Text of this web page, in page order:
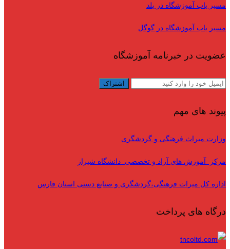
مسیر یاب آموزشگاه در بلد
مسیر یاب آموزشگاه در گوگل
عضویت در خبرنامه آموزشگاه
پیوند های مهم
وزارت میراث فرهنگی و گردشگری
مرکز آموزش های آزاد و تخصصی دانشگاه شیراز
اداره کل میراث فرهنگی،گردشگری و صنایع دستی استان فارس
درگاه های پرداخت